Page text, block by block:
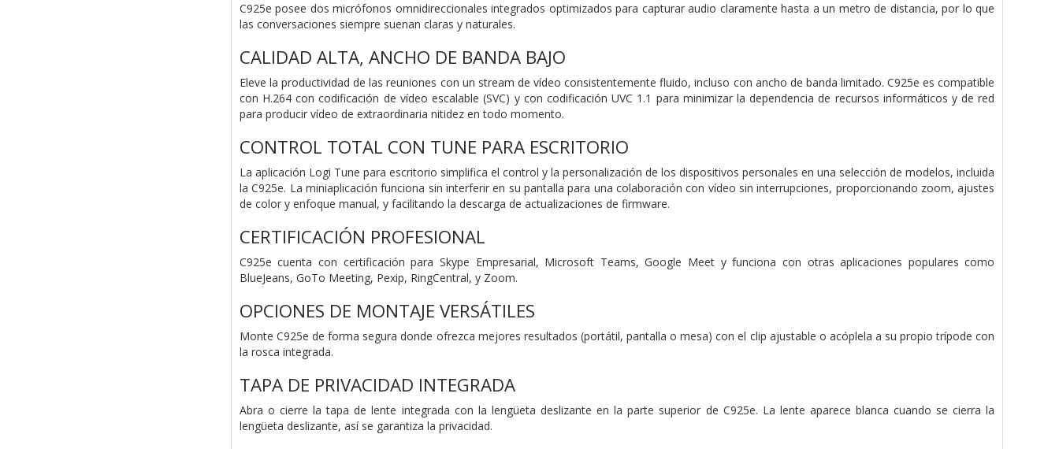
C925e posee dos micrófonos omnidireccionales integrados optimizados para capturar audio claramente hasta a un metro de distancia, por lo que
las conversaciones siempre suenan claras y naturales.
CALIDAD ALTA, ANCHO DE BANDA BAJO
Eleve la productividad de las reuniones con un stream de vídeo consistentemente fluido, incluso con ancho de banda limitado. C925e es compatible
con H.264 con codificación de vídeo escalable (SVC) y con codificación UVC 1.1 para minimizar la dependencia de recursos informáticos y de red
para producir vídeo de extraordinaria nitidez en todo momento.
CONTROL TOTAL CON TUNE PARA ESCRITORIO
La aplicación Logi Tune para escritorio simplifica el control y la personalización de los dispositivos personales en una selección de modelos, incluida
la C925e. La miniaplicación funciona sin interferir en su pantalla para una colaboración con vídeo sin interrupciones, proporcionando zoom, ajustes
de color y enfoque manual, y facilitando la descarga de actualizaciones de firmware.
CERTIFICACIÓN PROFESIONAL
C925e cuenta con certificación para Skype Empresarial, Microsoft Teams, Google Meet y funciona con otras aplicaciones populares como
BlueJeans, GoTo Meeting, Pexip, RingCentral, y Zoom.
OPCIONES DE MONTAJE VERSÁTILES
Monte C925e de forma segura donde ofrezca mejores resultados (portátil, pantalla o mesa) con el clip ajustable o acóplela a su propio trípode con
la rosca integrada.
TAPA DE PRIVACIDAD INTEGRADA
Abra o cierre la tapa de lente integrada con la lengüeta deslizante en la parte superior de C925e. La lente aparece blanca cuando se cierra la
lengüeta deslizante, así se garantiza la privacidad.